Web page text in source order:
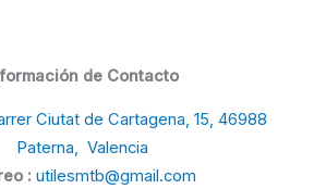
de Contacto
Ciutat de Cartagena, 15, 46988
Paterna, Valencia
: utilesmtb@gmail.com